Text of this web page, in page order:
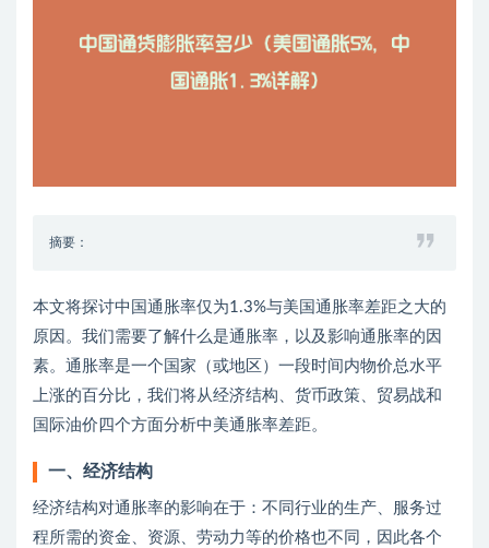
摘要：
本文将探讨中国通胀率仅为1.3%与美国通胀率差距之大的
原因。我们需要了解什么是通胀率，以及影响通胀率的因
素。通胀率是一个国家（或地区）一段时间内物价总水平
上涨的百分比，我们将从经济结构、货币政策、贸易战和
国际油价四个方面分析中美通胀率差距。
一、经济结构
经济结构对通胀率的影响在于：不同行业的生产、服务过
程所需的资金、资源、劳动力等的价格也不同，因此各个